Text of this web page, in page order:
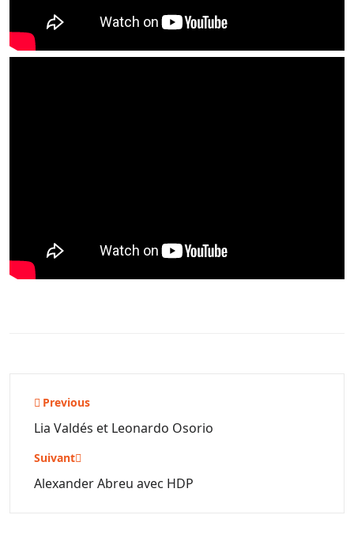
Navigation
de
l’article
Previous
Lia Valdés et Leonardo Osorio
Suivant
Alexander Abreu avec HDP